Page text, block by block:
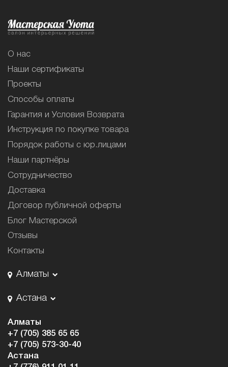
О нас
Наши сертификаты
Проекты
Способы оплаты
Гарантия и Условия Возврата
Инструкция по покупке товара
Порядок работы с юр.лицами
Наши партнёры
Сотрудничество
Доставка
Договор публичной оферты
Блог Мастерской
Отзывы
Контакты
Алматы
Астана
Алматы
+7 (705) 385 65 65
+7 (705) 573-30-40
Астана